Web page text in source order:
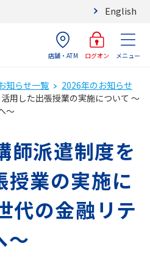
English
店舗・ATM ログオン メニュー
知らせ一覧
2026年のお知らせ
用した出張授業の実施について ～
～
師派遣制度を
授業の実施に
代の金融リテ
～